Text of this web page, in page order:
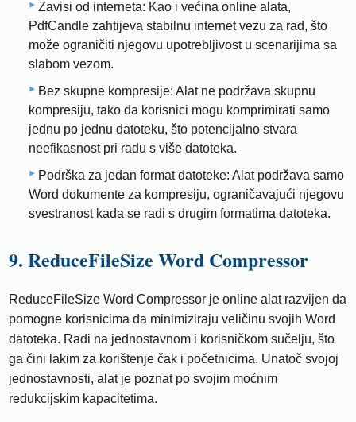
Zavisi od interneta: Kao i većina online alata,
PdfCandle zahtijeva stabilnu internet vezu za rad, što
može ograničiti njegovu upotrebljivost u scenarijima sa
slabom vezom.
Bez skupne kompresije: Alat ne podržava skupnu
kompresiju, tako da korisnici mogu komprimirati samo
jednu po jednu datoteku, što potencijalno stvara
neefikasnost pri radu s više datoteka.
Podrška za jedan format datoteke: Alat podržava samo
Word dokumente za kompresiju, ograničavajući njegovu
svestranost kada se radi s drugim formatima datoteka.
9. ReduceFileSize Word Compressor
ReduceFileSize Word Compressor je online alat razvijen da
pomogne korisnicima da minimiziraju veličinu svojih Word
datoteka. Radi na jednostavnom i korisničkom sučelju, što
ga čini lakim za korištenje čak i početnicima. Unatoč svojoj
jednostavnosti, alat je poznat po svojim moćnim
redukcijskim kapacitetima.